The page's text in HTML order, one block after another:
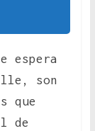
espera
son
que
de